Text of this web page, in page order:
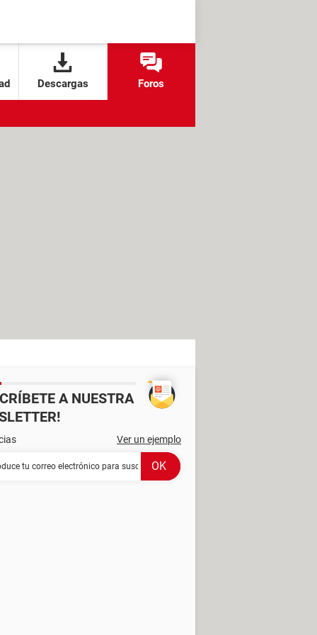
Descargas Foros
A NUESTRA
Ver un ejemplo